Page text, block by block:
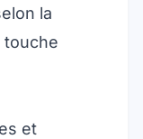
la
touche
et